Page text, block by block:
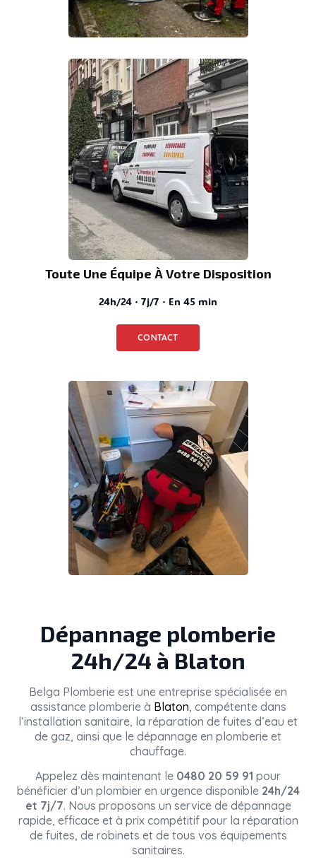
Toute Une Équipe À Votre Disposition
24h/24 · 7j/7 · En 45 min
CONTACT
Dépannage plomberie
24h/24 à Blaton
Belga Plomberie est une entreprise spécialisée en
assistance plomberie à Blaton, compétente dans
l’installation sanitaire, la réparation de fuites d’eau et
de gaz, ainsi que le dépannage en plomberie et
chauffage.
Appelez dès maintenant le 0480 20 59 91 pour
bénéficier d’un plombier en urgence disponible 24h/24
et 7j/7. Nous proposons un service de dépannage
rapide, efficace et à prix compétitif pour la réparation
de fuites, de robinets et de tous vos équipements
sanitaires.